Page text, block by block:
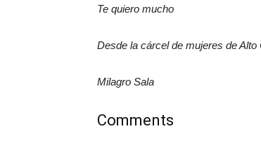
Te quiero mucho
Desde la cárcel de mujeres de
Milagro Sala
Comments